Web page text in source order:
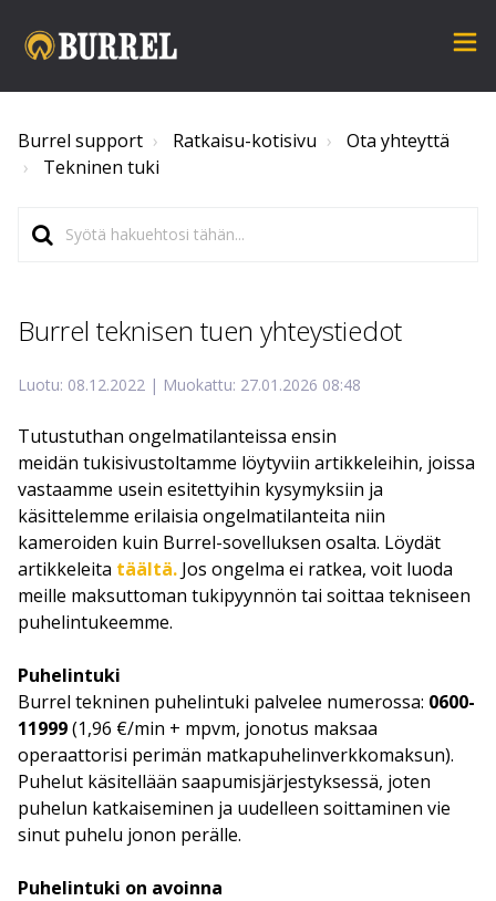
Burrel support Ratkaisu-kotisivu
Ota yhteyttä
Tekninen tuki
Burrel teknisen tuen yhteystiedot
Luotu: 08.12.2022 | Muokattu: 27.01.2026 08:48
Tutustuthan ongelmatilanteissa ensin
meidän tukisivustoltamme löytyviin artikkeleihin, joissa
vastaamme usein esitettyihin kysymyksiin ja
käsittelemme erilaisia ongelmatilanteita niin
kameroiden kuin Burrel-sovelluksen osalta. Löydät
artikkeleita täältä. Jos ongelma ei ratkea, voit luoda
meille maksuttoman tukipyynnön tai soittaa tekniseen
puhelintukeemme.
Puhelintuki
Burrel tekninen puhelintuki palvelee numerossa: 0600-
11999(1,96 €/min + mpvm, jonotus maksaa
operaattorisi perimän matkapuhelinverkkomaksun).
Puhelut käsitellään saapumisjärjestyksessä, joten
puhelun katkaiseminen ja uudelleen soittaminen vie
sinut puhelu jonon perälle.
Puhelintuki on avoinna